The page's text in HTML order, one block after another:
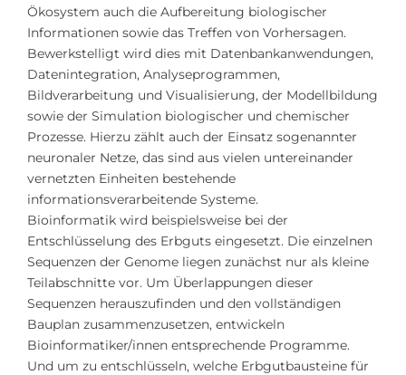
Ökosystem auch die Aufbereitung biologischer
Informationen sowie das Treffen von Vorhersagen.
Bewerkstelligt wird dies mit Datenbankanwendungen,
Datenintegration, Analyseprogrammen,
Bildverarbeitung und Visualisierung, der Modellbildung
sowie der Simulation biologischer und chemischer
Prozesse. Hierzu zählt auch der Einsatz sogenannter
neuronaler Netze, das sind aus vielen untereinander
vernetzten Einheiten bestehende
informationsverarbeitende Systeme.
Bioinformatik wird beispielsweise bei der
Entschlüsselung des Erbguts eingesetzt. Die einzelnen
Sequenzen der Genome liegen zunächst nur als kleine
Teilabschnitte vor. Um Überlappungen dieser
Sequenzen herauszufinden und den vollständigen
Bauplan zusammenzusetzen, entwickeln
Bioinformatiker/innen entsprechende Programme.
Und um zu entschlüsseln, welche Erbgutbausteine für